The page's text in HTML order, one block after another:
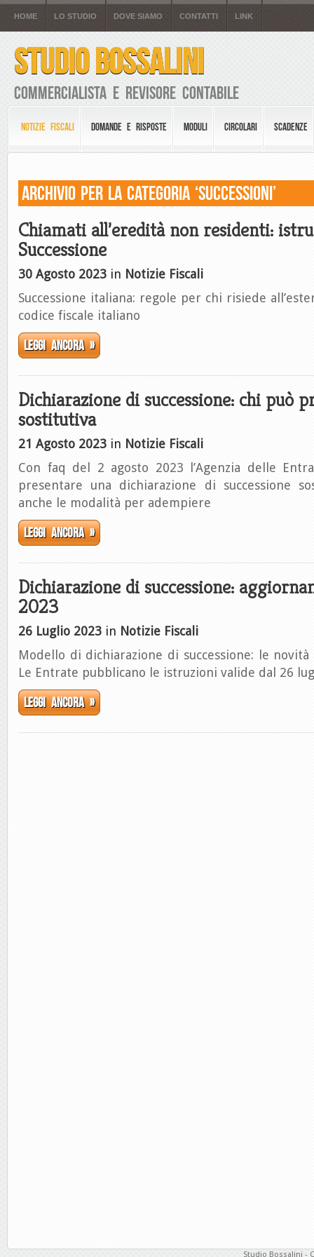
HOME LO STUDIO DOVE SIAMO CONTATTI LINK
STUDIO BOSSALINI
Commercialista e Revisore Contabile
NOTIZIE FISCALI DOMANDE E RISPOSTE MODULI CIRCOLARI SCADENZE
Archivio per la Categoria ‘Successioni’
Chiamati all’eredità non residenti:
Successione
30 Agosto 2023 in Notizie Fiscali
Successione italiana: regole per chi risiede
codice fiscale italiano
Leggi ancora »
Dichiarazione di successione: chi può
sostitutiva
21 Agosto 2023 in Notizie Fiscali
Con faq del 2 agosto 2023 l’Agenzia delle
presentare una dichiarazione di successione
anche le modalità per adempiere
Leggi ancora »
Dichiarazione di successione:
2023
26 Luglio 2023 in Notizie Fiscali
Modello di dichiarazione di successione: le
Le Entrate pubblicano le istruzioni valide dal 26
Leggi ancora »
Studio Bossalini -